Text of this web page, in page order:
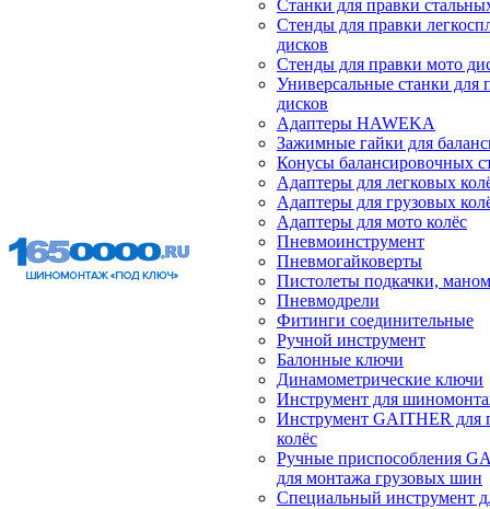
Станки для правки
Стенды для правки
дисков
Стенды для правки мото
Универсальные станки для
дисков
Адаптеры HAWEKA
Зажимные гайки для
Конусы балансировочных
Адаптеры для легковых
Адаптеры для грузовых
Адаптеры для мото колёс
Пневмоинструмент
Пневмогайковерты
Пистолеты подкачки,
Пневмодрели
Фитинги соединительные
Ручной инструмент
Балонные ключи
Динамометрические ключи
Инструмент для
Инструмент GAITHER для
колёс
Ручные приспособления
для монтажа грузовых шин
Специальный инструмент